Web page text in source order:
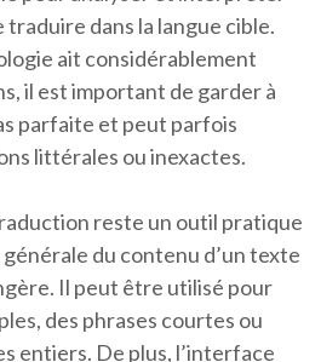
dans la langue cible.
ait considérablement
il est important de garder à
parfaite et peut parfois
littérales ou inexactes.
reste un outil pratique
du contenu d’un texte
Il peut être utilisé pour
des phrases courtes ou
entiers. De plus, l’interface